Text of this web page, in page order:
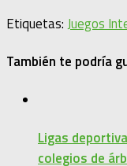
Etiquetas:Juegos
También te podría
Ligas
colegios de